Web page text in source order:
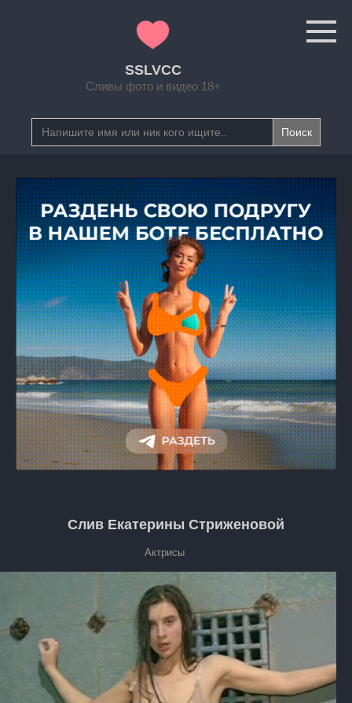
SSLVCC
Сливы фото и видео 18+
Search
for:
Слив Екатерины Стриженовой
Актрисы